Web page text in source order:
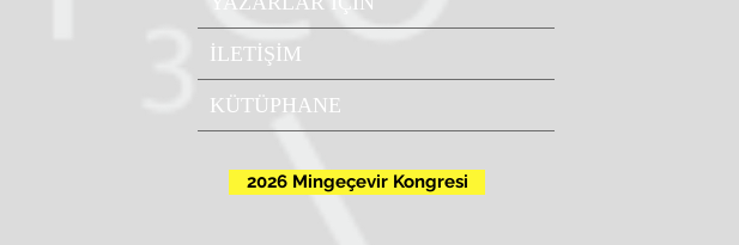
İLETİŞİM
KÜTÜPHANE
2026 Mingeçevir Kongresi